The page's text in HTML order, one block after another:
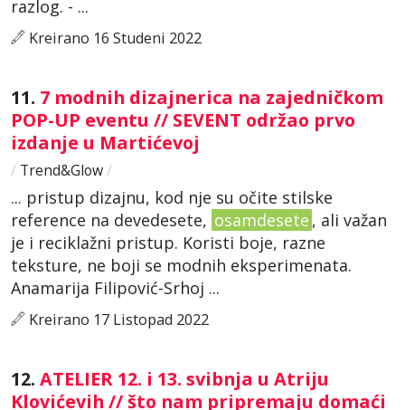
razlog. - ...
Kreirano 16 Studeni 2022
11. 7 modnih dizajnerica na zajedničkom
POP-UP eventu // SEVENT održao prvo
izdanje u Martićevoj
/ Trend&Glow/
... pristup dizajnu, kod nje su očite stilske
reference na devedesete, osamdesete , ali važan
je i reciklažni pristup. Koristi boje, razne
teksture, ne boji se modnih eksperimenata.
Anamarija Filipović-Srhoj ...
Kreirano 17 Listopad 2022
12. ATELIER 12. i 13. svibnja u Atriju
Klovićevih // što nam pripremaju domaći